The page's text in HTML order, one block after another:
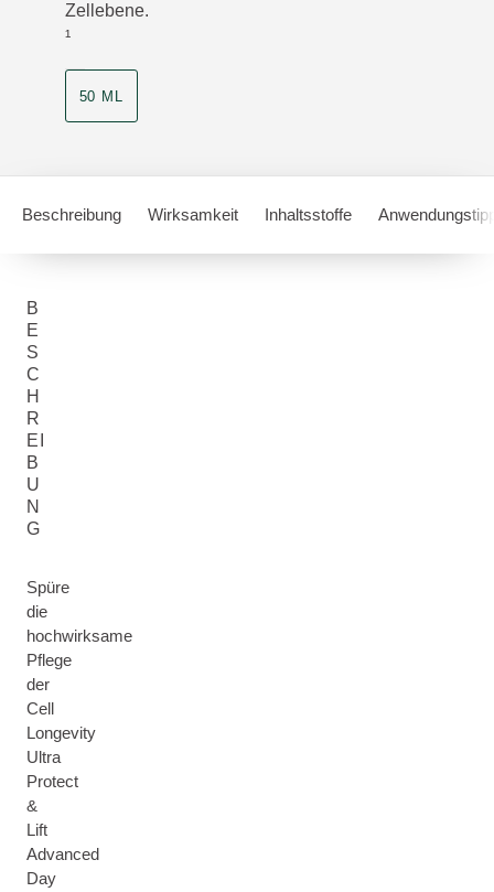
Zellebene.
¹
50 ML
Beschreibung Wirksamkeit Inhaltsstoffe
B
E
S
C
H
R
EI
B
U
N
G
Spüre
die
hochwirksame
Pflege
der
Cell
Longevity
Ultra
Protect
&
Lift
Advanced
Day